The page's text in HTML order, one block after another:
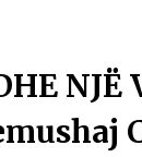
Gazeta
03/05/